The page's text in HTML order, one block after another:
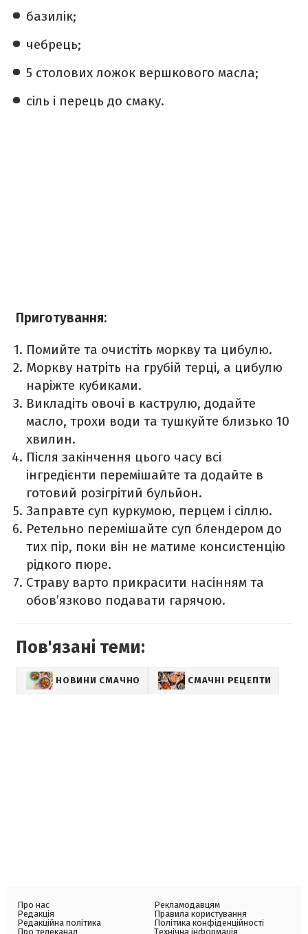
базилік;
чебрець;
5 столових ложок вершкового масла;
сіль і перець до смаку.
Приготування:
Помийте та очистіть моркву та цибулю.
Моркву натріть на грубій терці, а цибулю
наріжте кубиками.
Викладіть овочі в каструлю, додайте
масло, трохи води та тушкуйте близько 10
хвилин.
Після закінчення цього часу всі
інгредієнти перемішайте та додайте в
готовий розігрітий бульйон.
Заправте суп куркумою, перцем і сіллю.
Ретельно перемішайте суп блендером до
тих пір, поки він не матиме консистенцію
рідкого пюре.
Страву варто прикрасити насінням та
обов’язково подавати гарячою.
Пов'язані теми:
НОВИНИ СМАЧНО СМАЧНІ РЕЦЕПТИ
Про нас
Редакція
Редакційна політика
Про телеканал
Рекламодавцям
Правила користування
Політика конфіденційності
Технічна інформація